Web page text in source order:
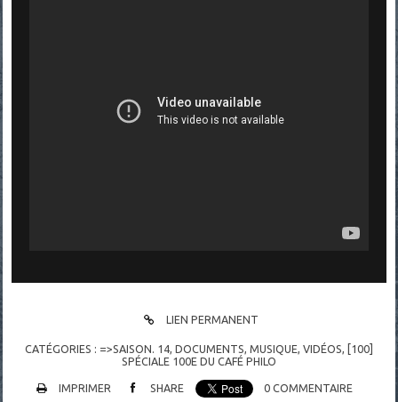
LIEN PERMANENT
CATÉGORIES : =>SAISON. 14, DOCUMENTS MUSIQUE VIDÉOS
[100]
SPÉCIALE 100E DU CAFÉ PHILO
IMPRIMER SHARE 0 COMMENTAIRE